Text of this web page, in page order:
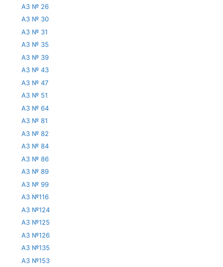
АЗ № 26
АЗ № 30
АЗ № 31
АЗ № 35
АЗ № 39
АЗ № 43
АЗ № 47
АЗ № 51
АЗ № 64
АЗ № 81
АЗ № 82
АЗ № 84
АЗ № 86
АЗ № 89
АЗ № 99
АЗ №116
АЗ №124
АЗ №125
АЗ №126
АЗ №135
АЗ №153